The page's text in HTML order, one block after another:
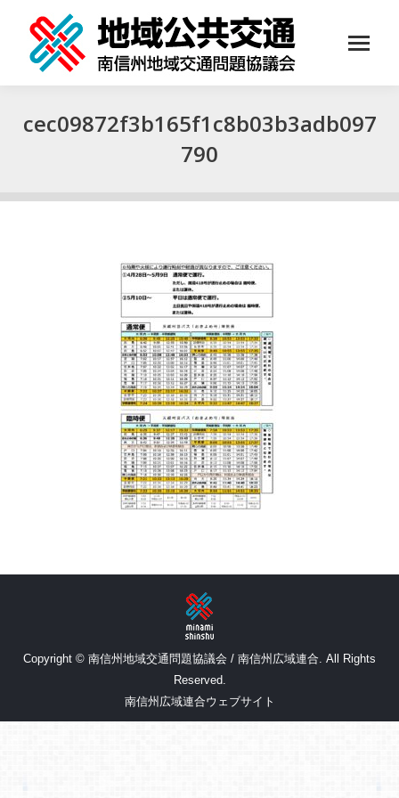
cec09872f3b165f1c8b03b3adb097
790
Copyright © 南信州地域交通問題協議会 / 南信州広域連合. All Rights
Reserved.
南信州広域連合ウェブサイト